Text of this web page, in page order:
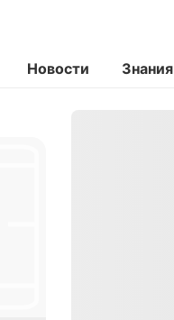
Новости Знания